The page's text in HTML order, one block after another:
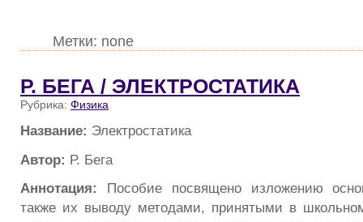
Метки: none
Р. БЕГА / ЭЛЕКТРОСТАТИКА
Рубрика: Физика
Название: Электростатика
Автор: Р. Бега
Аннотация: Пособие посвящено изложению
также их выводу методами, принятыми в